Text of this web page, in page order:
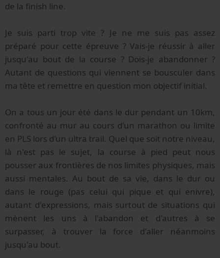
de la finish line.
Je suis parti trop vite ? Je ne me suis pas assez
préparé pour cette épreuve ? Vais-je réussir à aller
jusqu'au bout de la course ? Dois-je abandonner ?
Autant de questions qui viennent se bousculer dans
ma tête et remettre en question mon objectif initial.
On a tous un jour été dans le dur pendant un 10km,
confronté au mur au cours d'un marathon ou limite
en PLS lors d'un ultra trail. Quel que soit notre niveau,
là n'est pas le sujet, la course à pied peut nous
pousser aux frontières de nos limites physiques, mais
aussi mentales. Au bout de sa vie, dans le dur ou
dans le rouge (pas celui qui pique et qui enivre),
autant d'expressions, mais surtout de situations qui
mènent les uns à l'abandon et d'autres à se
surpasser, à trouver la force d'aller néanmoins
jusqu'au bout.